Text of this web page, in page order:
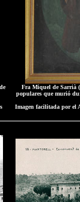
Fra Miquel de Sarrià
populares que murió
Imagen facilitada por el